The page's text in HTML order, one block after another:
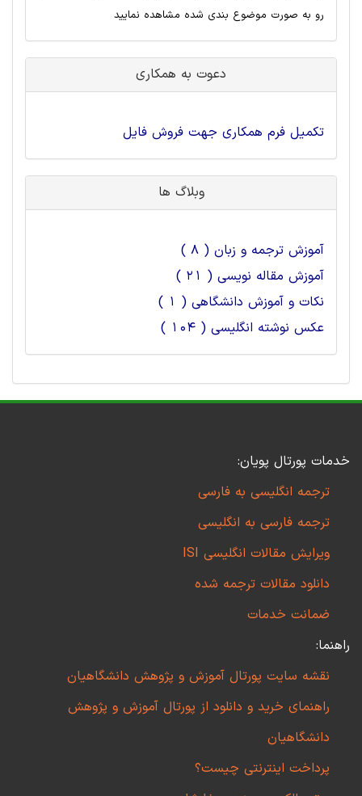
رو به صورت موضوع بندی شده مشاهده نمایید
دعوت به همکاری
تکمیل فرم همکاری جهت فروش فایل
وبلاگ ها
آموزش ترجمه و زبان ( 8 )
آموزش مقاله نویسی ( 21 )
نکات و آموزش دانشگاهی ( 1 )
عکس نوشته انگلیسی ( 104 )
خدمات پورتال پویان:
ترجمه انگلیسی به فارسی
ترجمه فارسی به انگلیسی
ویرایش مقالات انگلیسی ISI
دانلود مقالات ترجمه شده
ضمانت خدمات
راهنما:
نقشه سایت پورتال آموزش و پژوهش دانشگاهیان
راهنمای خرید و دانلود از پورتال آموزش و پژوهش
دانشگاهیان
پرداخت اینترنتی چیست؟